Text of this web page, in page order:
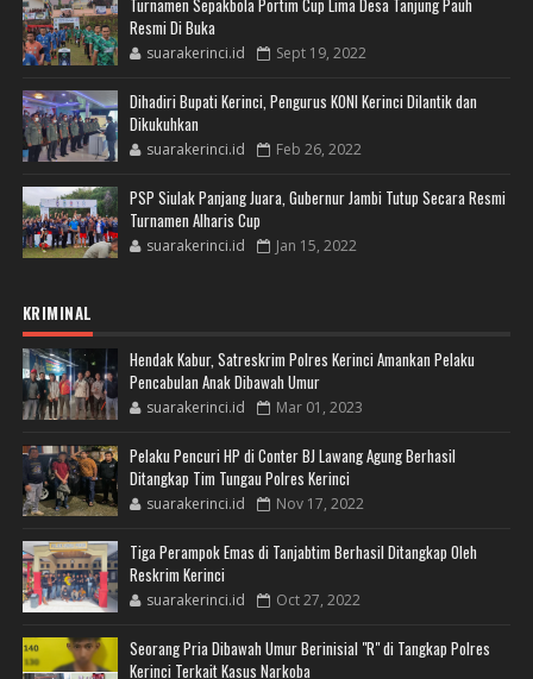
Resmi Di Buka
suarakerinci.id Sept 19, 2022
Dihadiri Bupati Kerinci, Pengurus KONI Kerinci Dilantik dan
Dikukuhkan
suarakerinci.id Feb 26, 2022
PSP Siulak Panjang Juara, Gubernur Jambi Tutup Secara Resmi
Turnamen Alharis Cup
suarakerinci.id Jan 15, 2022
KRIMINAL
Hendak Kabur, Satreskrim Polres Kerinci Amankan Pelaku
Pencabulan Anak Dibawah Umur
suarakerinci.id Mar 01, 2023
Pelaku Pencuri HP di Conter BJ Lawang Agung Berhasil
Ditangkap Tim Tungau Polres Kerinci
suarakerinci.id Nov 17, 2022
Tiga Perampok Emas di Tanjabtim Berhasil Ditangkap Oleh
Reskrim Kerinci
suarakerinci.id Oct 27, 2022
Seorang Pria Dibawah Umur Berinisial "R" di Tangkap Polres
Kerinci Terkait Kasus Narkoba